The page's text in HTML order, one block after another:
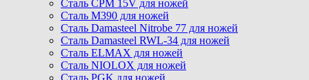
Сталь CPM 15V для ножей
Сталь M390 для ножей
Сталь Damasteel Nitrobe 77 для ножей
Сталь Damasteel RWL-34 для ножей
Сталь ELMAX для ножей
Сталь NIOLOX для ножей